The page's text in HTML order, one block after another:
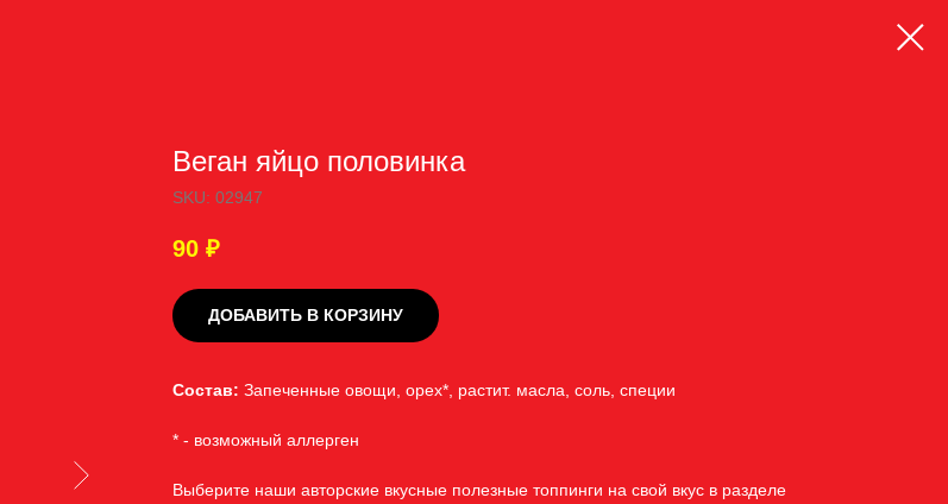
Веган яйцо половинка
SKU: 02947
90 ₽
ДОБАВИТЬ В КОРЗИНУ
Состав: Запеченные овощи, орех*, растит. масла, соль, специи
* - возможный аллерген
Выберите наши авторские вкусные полезные топпинги на свой вкус в разделе